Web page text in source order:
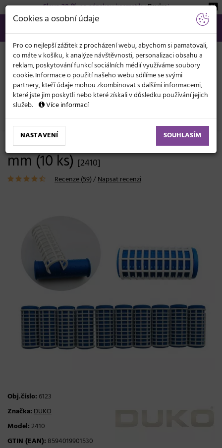
Sleva 20 %na pánskou kosmetikuBeviro!
566 440 099
info@svetkadernictvi.cz
Po−pá: 8−17
Vše o nákupu Kč
KATEGORIE
MENU
Kadeřnické potřeby Natáčky Varné natáčky
Varné termonatáčky Duko - 27
mm (10 ks) [2410]
Recenze (59)/Napsat recenzi
Obj.číslo: 6123
Značka:DUKO
Model:2410
GTIN (EAN): 8594019901530
Cookies a osobní údaje
Pro co nejlepší zážitek z procházení webu, abychom si pamatovali,
co máte v košíku, k analýze návštěvnosti, personalizaci obsahu a
reklam, poskytování funkcí sociálních médií využíváme soubory
cookie. Informace o použití našeho webu sdílíme se svými
partnery, kteří údaje mohou zkombinovat s dalšími informacemi,
které jste jim poskytli nebo které získali v důsledku používání jejich
služeb.
Více informací
NASTAVENÍ SOUHLASÍM